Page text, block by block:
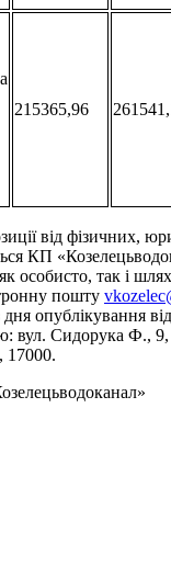
215365,96
від фізичних,
КП
особисто, так і
пошту
опублікування
вул. Сидорука Ф.,
17000.